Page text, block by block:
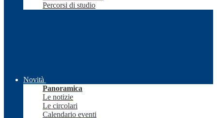
Percorsi di studio
Novità
Panoramica
Le notizie
Le circolari
Calendario eventi